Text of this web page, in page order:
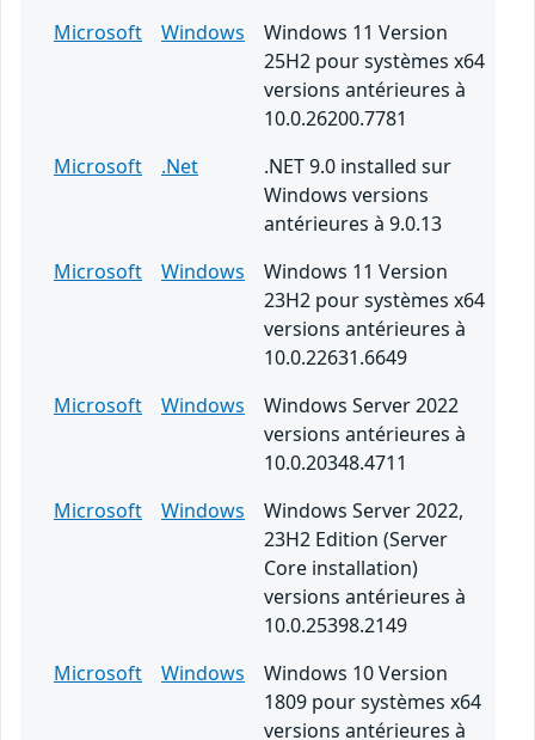
Microsoft
Windows
Windows 11 Version
25H2 pour systèmes x64
versions antérieures à
10.0.26200.7781
Microsoft
.Net
.NET 9.0 installed sur
Windows versions
antérieures à 9.0.13
Microsoft
Windows
Windows 11 Version
23H2 pour systèmes x64
versions antérieures à
10.0.22631.6649
Microsoft
Windows
Windows Server 2022
versions antérieures à
10.0.20348.4711
Microsoft
Windows
Windows Server 2022,
23H2 Edition (Server
Core installation)
versions antérieures à
10.0.25398.2149
Microsoft
Windows
Windows 10 Version
1809 pour systèmes x64
versions antérieures à